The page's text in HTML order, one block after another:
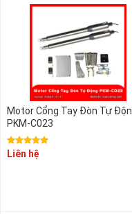
Motor Cổng Tay Đòn Tự
PKM-C023
Liên hệ